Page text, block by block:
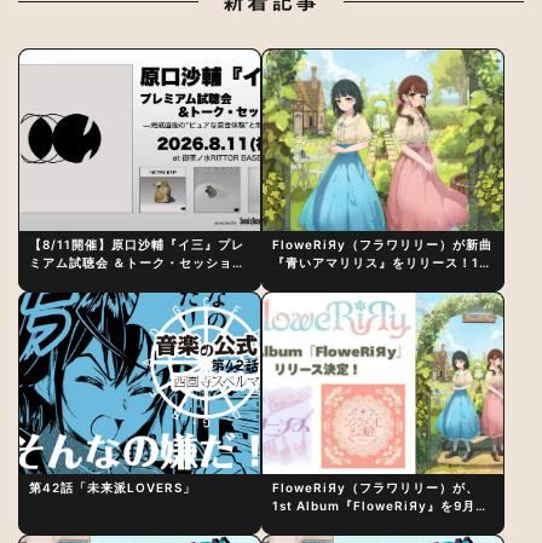
【8/11開催】原口沙輔『イ三』プレ
ミアム試聴会 ＆トーク・セッション
制作秘話
FloweRiЯy（フラワリリー）が新曲
『青いアマリリス』をリリース！1st
第42話「未来派LOVERS」
FloweRiЯy（フラワリリー）が、
1st Album『FloweRiЯy』を9月23